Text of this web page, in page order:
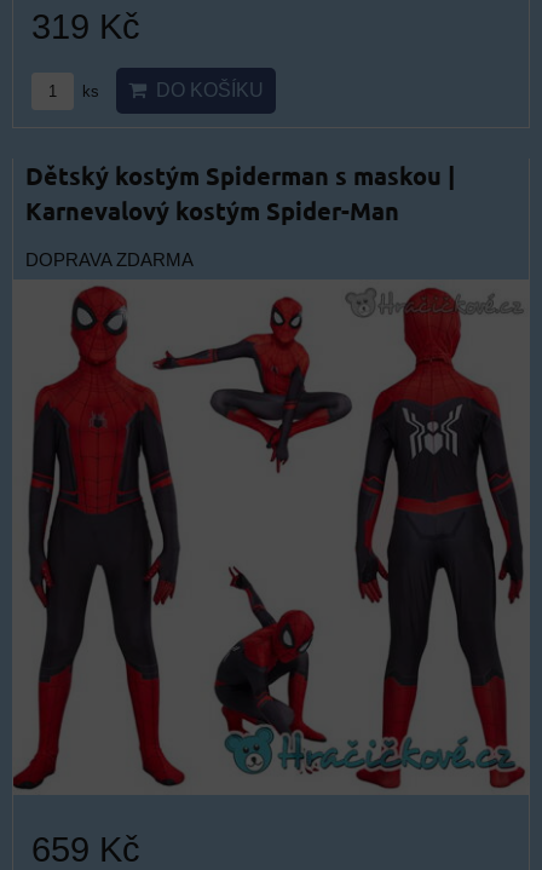
319 Kč
ks DO KOŠÍKU
Dětský kostým Spiderman s maskou |
Karnevalový kostým Spider-Man
DOPRAVA ZDARMA
659 Kč